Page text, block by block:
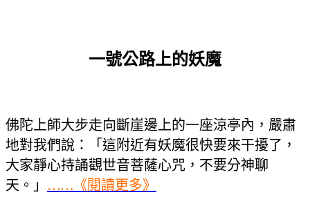
一號公路上的妖魔
佛陀上師大步走向斷崖邊上的一座涼亭內，嚴肅
地對我們說：「這附近有妖魔很快要來干擾了，
大家靜心持誦觀世音菩薩心咒，不要分神聊
天。」 ……《閱讀更多》